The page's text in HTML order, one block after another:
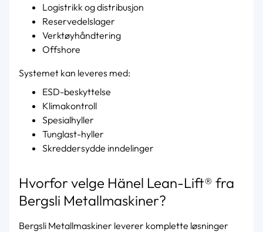
Logistrikk og distribusjon
Reservedelslager
Verktøyhåndtering
Offshore
Systemet kan leveres med:
ESD-beskyttelse
Klimakontroll
Spesialhyller
Tunglast-hyller
Skreddersydde inndelinger
Hvorfor velge Hänel Lean-Lift® fra
Bergsli Metallmaskiner?
Bergsli Metallmaskiner leverer komplette løsninger